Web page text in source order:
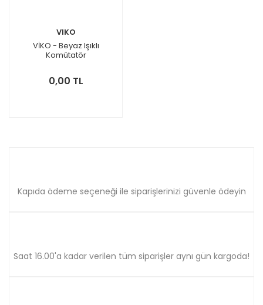
VIKO
VİKO - Beyaz Işıklı
Komütatör
0,00 TL
Kapıda ödeme seçeneği ile siparişlerinizi güvenle ödeyin
Saat 16.00'a kadar verilen tüm siparişler aynı gün kargoda!